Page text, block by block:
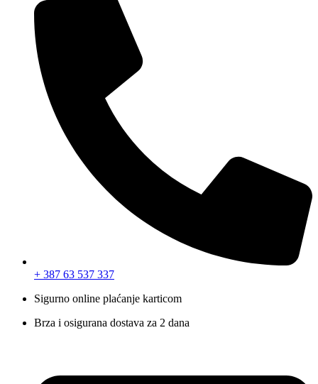
+ 387 63 537 337
Sigurno online plaćanje karticom
Brza i osigurana dostava za 2 dana